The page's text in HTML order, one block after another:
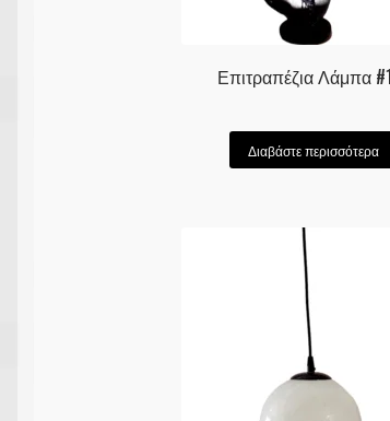
Επιτραπέζια Λάμπα
Διαβάστε περισσότερα